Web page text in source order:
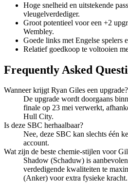
Hoge snelheid en uitstekende
vleugelverdediger.
Groot potentieel voor een +2
Wembley.
Goede links met Engelse spelers
Relatief goedkoop te voltooien
Frequently Asked
Wanneer krijgt Ryan Giles een upgrade?
De upgrade wordt doorgaans
finale op 23 mei verwerkt,
Hull City.
Is deze SBC herhaalbaar?
Nee, deze SBC kan slechts één
account.
Wat zijn de beste chemie-stijlen voor
Shadow (Schaduw) is
verdedigende kwaliteiten te
(Anker) voor extra fysieke kracht.